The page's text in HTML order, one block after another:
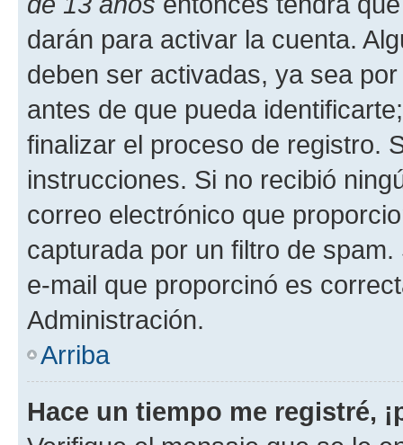
darán para activar la cuenta.
deben ser activadas, ya sea
antes de que pueda
finalizar el proceso de registro.
instrucciones. Si no recibió
correo electrónico que
capturada por un filtro de
e-mail que proporcinó es
Administración.
Arriba
Hace un tiempo me registré,